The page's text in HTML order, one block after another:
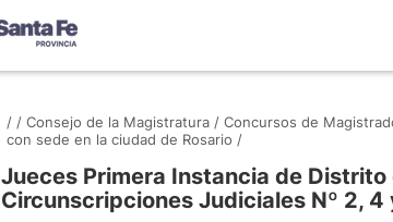
/ / Consejo de la Magistratura / Concursos de
con sede en la ciudad de Rosario /
Jueces Primera Instancia de Distrito
Circunscripciones Judiciales Nº 2, 4